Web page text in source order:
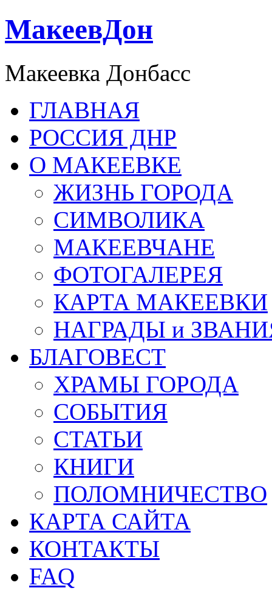
МакеевДон
Макеевка Донбасс
ГЛАВНАЯ
РОССИЯ ДНР
О МАКЕЕВКЕ
ЖИЗНЬ ГОРОДА
СИМВОЛИКА
МАКЕЕВЧАНЕ
ФОТОГАЛЕРЕЯ
КАРТА МАКЕЕВКИ
НАГРАДЫ и
БЛАГОВЕСТ
ХРАМЫ ГОРОДА
СОБЫТИЯ
СТАТЬИ
КНИГИ
ПОЛОМНИЧЕСТВО
КАРТА САЙТА
КОНТАКТЫ
FAQ